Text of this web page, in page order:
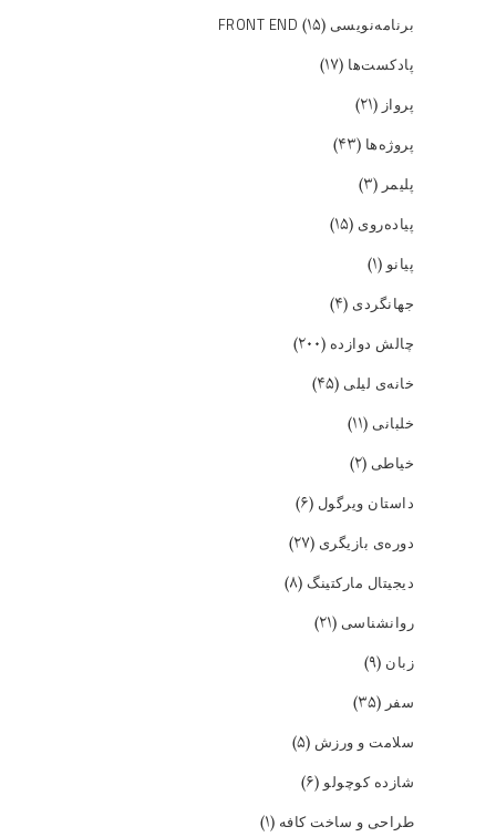
برنامه‌نویسی FRONT END (۱۵)
پادکست‌ها (۱۷)
پرواز (۲۱)
پروژه‌ها (۴۳)
پلیمر (۳)
پیاده‌روی (۱۵)
پیانو(۱)
جهانگردی (۴)
چالش دوازده (۲۰۰)
خانه‌ی لیلی (۴۵)
خلبانی (۱۱)
خیاطی (۲)
داستان ویرگول (۶)
دوره‌ی بازیگری (۲۷)
دیجیتال مارکتینگ (۸)
روانشناسی (۲۱)
زبان (۹)
سفر (۳۵)
سلامت و ورزش (۵)
شازده کوچولو(۶)
طراحی و ساخت کافه (۱)